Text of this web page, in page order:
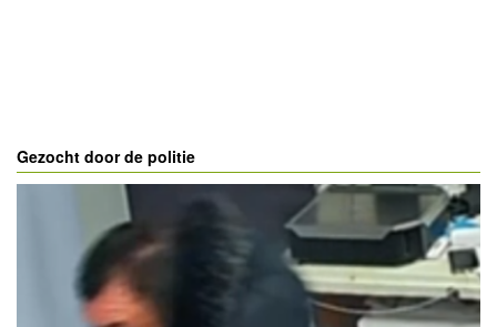
Gezocht door de politie